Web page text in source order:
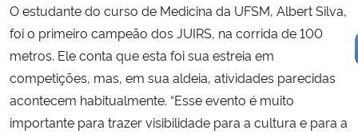
O estudante do curso de Medicina da UFSM, Albert Silva,
foi o primeiro campeão dos JUIRS, na corrida de 100
metros. Ele conta que esta foi sua estreia em
competições, mas, em sua aldeia, atividades parecidas
acontecem habitualmente. “Esse evento é muito
importante para trazer visibilidade para a cultura e para a